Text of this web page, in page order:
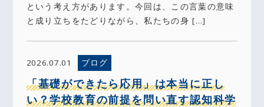
という考え方があります。今回は、この言葉の意味
と成り立ちをたどりながら、私たちの身 […]
2026.07.01 ブログ
「基礎ができたら応用」は本当に正し
い？学校教育の前提を問い直す認知科学